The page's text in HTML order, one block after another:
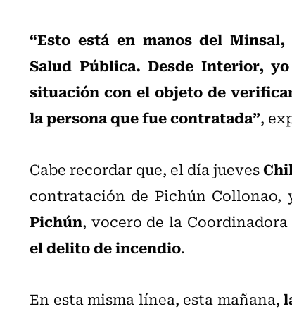
“Esto está en manos del
Salud Pública. Desde Interior,
situación con el objeto de
la persona que fue contratada”,
Cabe recordar que, el día jueves
contratación de Pichún
Pichún, vocero de la
el delito de incendio.
En esta misma línea, esta mañana,